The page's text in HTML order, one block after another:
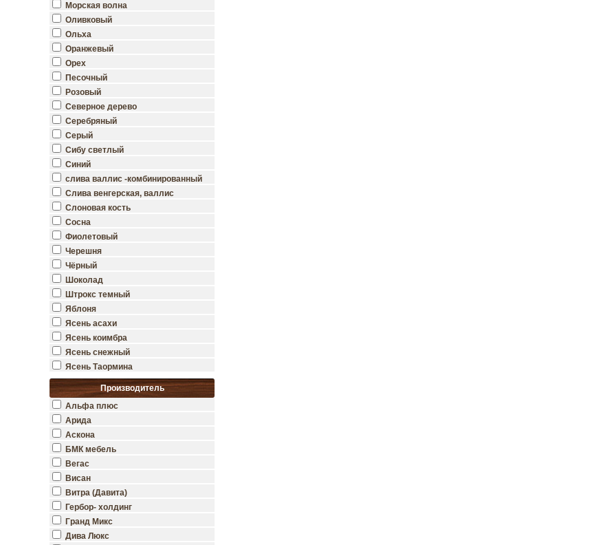
Морская волна
Оливковый
Ольха
Оранжевый
Орех
Песочный
Розовый
Северное дерево
Серебряный
Серый
Сибу светлый
Синий
слива валлис -комбинированный
Слива венгерская, валлис
Слоновая кость
Сосна
Фиолетовый
Черешня
Чёрный
Шоколад
Штрокс темный
Яблоня
Ясень асахи
Ясень коимбра
Ясень снежный
Ясень Таормина
Производитель
Альфа плюс
Арида
Аскона
БМК мебель
Вегас
Висан
Витра (Давита)
Гербор- холдинг
Гранд Микс
Дива Люкс